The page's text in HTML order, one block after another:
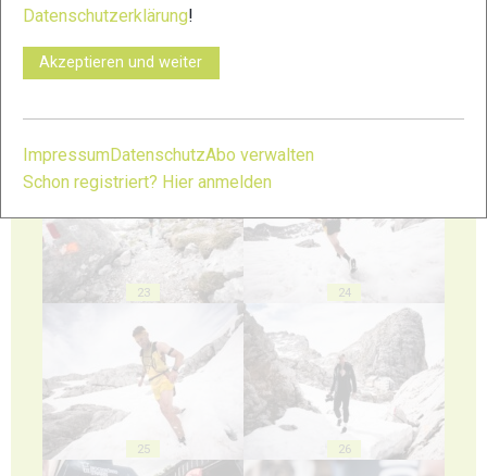
23 24
25 26
Datenschutzerklärung!
Akzeptieren und weiter
Impressum DatenschutzAbo verwalten
Schon registriert? Hier anmelden